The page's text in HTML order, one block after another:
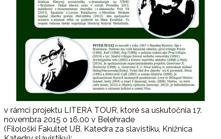
v rámci projektu LITERA TOUR, ktoré sa uskutočnia 17.
novembra 2015 o 16.00 v Belehrade
(Filološki Fakultet UB, Katedra za slavistiku, Knižnica